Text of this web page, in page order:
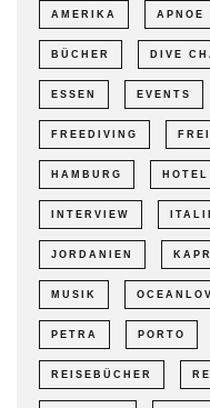
AMERIKA APNOE
BÜCHER DIVE
ESSEN EVENTS
FREEDIVING
HAMBURG HOTEL
INTERVIEW
JORDANIEN
MUSIK
PETRA PORTO
REISEBÜCHER